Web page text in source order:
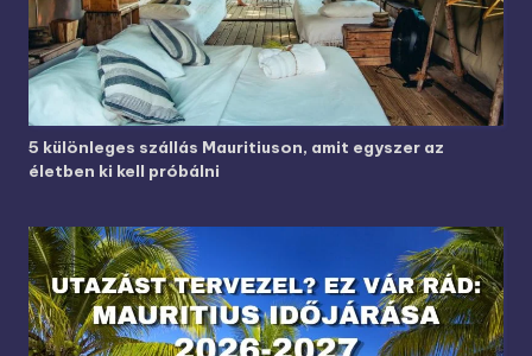
5 különleges szállás Mauritiuson, amit egyszer az
életben ki kell próbálni